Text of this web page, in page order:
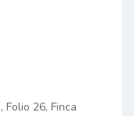
Folio 26, Finca